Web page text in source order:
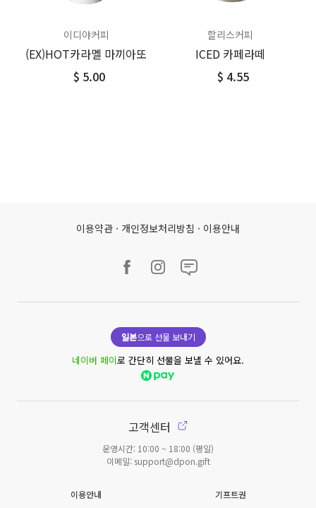
이디야커피
(EX)HOT카라멜 마끼아또
$ 5.00
할리스커피
ICED 카페라떼
$ 4.55
이용약관 · 개인정보처리방침 · 이용안내
일본으로 선물 보내기
네이버 페이로 간단히 선물을 보낼 수 있어요.
고객센터
운영시간: 10:00 ~ 18:00 (평일)
이메일: support@dpon.gift
이용안내
기프트권